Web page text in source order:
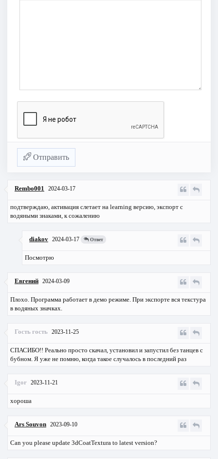
Отправить
Rembo001 2024-03-17
подтверждаю, активация слетает на learning версию, экспорт с
водяными знаками, к сожалению
diakov 2024-03-17 Ответ
Посмотрю
Евгений 2024-03-09
Плохо. Программа работает в демо режиме. При экспорте вся текстура
в водяных значках.
Гость гость 2023-11-25
СПАСИБО!! Реально просто скачал, установил и запустил без танцев с
бубном. Я уже не помню, когда такое случалось в последний раз
Igor 2023-11-21
хороша
Ars Souvon 2023-09-10
Can you please update 3dCoatTextura to latest version?